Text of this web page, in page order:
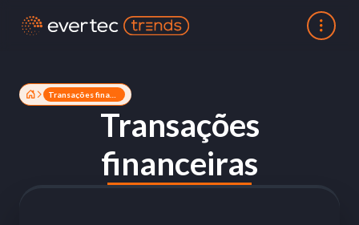
Transações
financeiras